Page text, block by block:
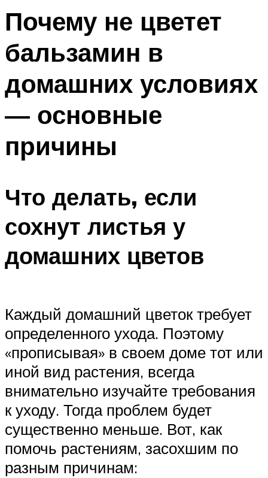
Почему не цветет
бальзамин в
домашних условиях
— основные
причины
Что делать, если
сохнут листья у
домашних цветов
Каждый домашний цветок требует
определенного ухода. Поэтому
«прописывая» в своем доме тот или
иной вид растения, всегда
внимательно изучайте требования
к уходу. Тогда проблем будет
существенно меньше. Вот, как
помочь растениям, засохшим по
разным причинам: